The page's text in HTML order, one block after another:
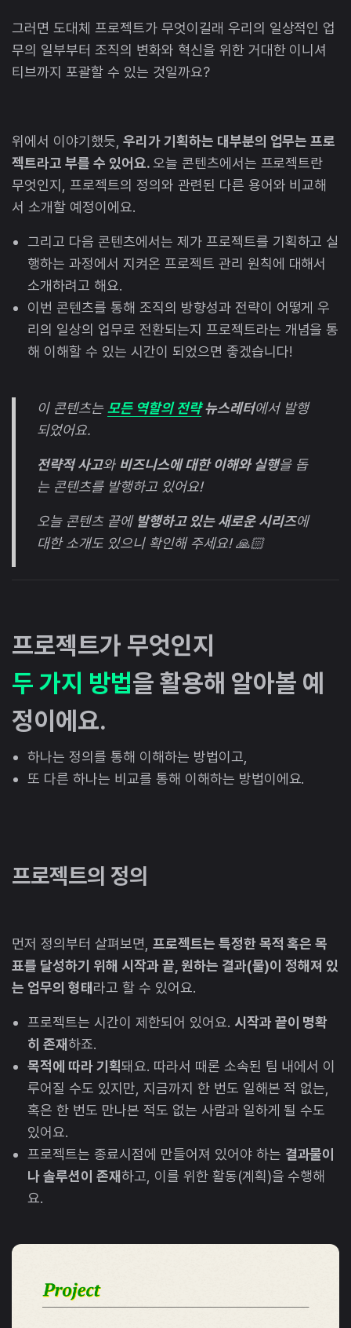
그러면 도대체 프로젝트가 무엇이길래 우리의 일상적인 업
무의 일부부터 조직의 변화와 혁신을 위한 거대한 이니셔
티브까지 포괄할 수 있는 것일까요?
위에서 이야기했듯, 우리가 기획하는 대부분의 업무는 프로
젝트라고 부를 수 있어요.오늘 콘텐츠에서는 프로젝트란
무엇인지, 프로젝트의 정의와 관련된 다른 용어와 비교해
서 소개할 예정이에요.
그리고 다음 콘텐츠에서는 제가 프로젝트를 기획하고 실
행하는 과정에서 지켜온 프로젝트 관리 원칙에 대해서
소개하려고 해요.
이번 콘텐츠를 통해 조직의 방향성과 전략이 어떻게 우
리의 일상의 업무로 전환되는지 프로젝트라는 개념을 통
해 이해할 수 있는 시간이 되었으면 좋겠습니다!
이 콘텐츠는모든 역할의 전략뉴스레터에서 발행
되었어요.
전략적 사고와 비즈니스에 대한 이해와 실행을 돕
는 콘텐츠를 발행하고 있어요!
오늘 콘텐츠 끝에 발행하고 있는 새로운 시리즈에
대한 소개도 있으니 확인해 주세요! 🙏🏻
프로젝트가 무엇인지
두 가지 방법을 활용해 알아볼 예
정이에요.
하나는 정의를 통해 이해하는 방법이고,
또 다른 하나는 비교를 통해 이해하는 방법이에요.
프로젝트의 정의
먼저 정의부터 살펴보면, 프로젝트는 특정한 목적 혹은 목
표를 달성하기 위해 시작과 끝, 원하는 결과(물)이 정해져 있
는 업무의 형태 라고 할 수 있어요.
프로젝트는 시간이 제한되어 있어요. 시작과 끝이 명확
히 존재하죠.
목적에 따라 기획돼요. 따라서 때론 소속된 팀 내에서 이
루어질 수도 있지만, 지금까지 한 번도 일해본 적 없는,
혹은 한 번도 만나본 적도 없는 사람과 일하게 될 수도
있어요.
프로젝트는 종료시점에 만들어져 있어야 하는 결과물이
나 솔루션이 존재하고, 이를 위한 활동(계획)을 수행해
요.